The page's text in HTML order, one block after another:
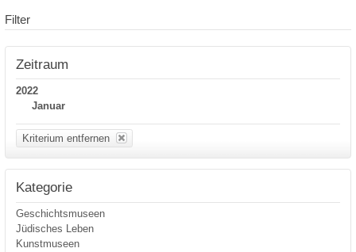
Filter
Zeitraum
2022
Januar
Kriterium entfernen
Kategorie
Geschichtsmuseen
Jüdisches Leben
Kunstmuseen